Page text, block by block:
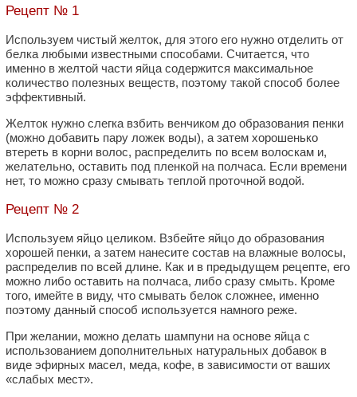
Рецепт № 1
Используем чистый желток, для этого его нужно отделить от
белка любыми известными способами. Считается, что
именно в желтой части яйца содержится максимальное
количество полезных веществ, поэтому такой способ более
эффективный.
Желток нужно слегка взбить венчиком до образования пенки
(можно добавить пару ложек воды), а затем хорошенько
втереть в корни волос, распределить по всем волоскам и,
желательно, оставить под пленкой на полчаса. Если времени
нет, то можно сразу смывать теплой проточной водой.
Рецепт № 2
Используем яйцо целиком. Взбейте яйцо до образования
хорошей пенки, а затем нанесите состав на влажные волосы,
распределив по всей длине. Как и в предыдущем рецепте, его
можно либо оставить на полчаса, либо сразу смыть. Кроме
того, имейте в виду, что смывать белок сложнее, именно
поэтому данный способ используется намного реже.
При желании, можно делать шампуни на основе яйца с
использованием дополнительных натуральных добавок в
виде эфирных масел, меда, кофе, в зависимости от ваших
«слабых мест».